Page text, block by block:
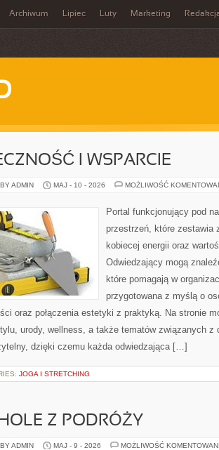
Archiwum Lipiec Luty Marketing
I WSPARCIE
ADMIN MAJ - 10 - 2026 MOŻLIWOŚĆ
Portal funkcjonujący pod
przestrzeń, które zestawia
kobiecej energii oraz
Odwiedzający mogą
które pomagają w
przygotowana z myślą o
oraz połączenia estetyki z praktyką. Na stronie
urody, wellness, a także tematów związanych z
dzięki czemu każda odwiedzająca […]
JOGA I STRETCHING
Z PODRÓŻY
ADMIN MAJ - 9 - 2026 MOŻLIWOŚĆ